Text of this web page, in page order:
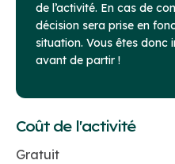
de l’activité. En cas de
décision sera prise en
situation. Vous êtes donc
avant de partir !
Coût de l'activité
Gratuit